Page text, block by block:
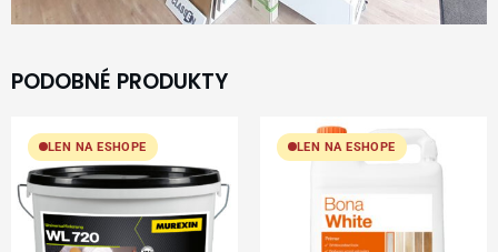
PODOBNÉ PRODUKTY
LEN NA ESHOPE LEN NA ESHOPE